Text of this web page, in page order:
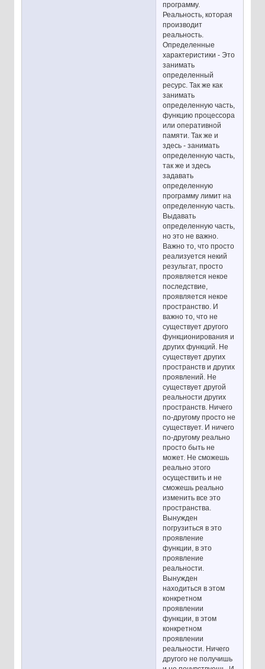
программу.
Реальность, которая
производит
реальность.
Определенные
характеристики - Это
занимать
определенный
ресурс. Так же как
занимать
определенную часть,
функцию процессора
или оперативной
памяти. Так же и
здесь - занимать
определенную часть,
так же и здесь
задавать
определенную
программу лимит на
определенную часть.
Выдавать
определенную часть,
но это не важно.
Важно то, что просто
реализуется некий
результат, просто
проявляется некое
последствие,
проявляется некое
пространство. И
важно то, что не
существует другого
функционирования и
других функций. Не
существует других
пространств и других
проявлений. Не
существует другой
реальности других
пространств. Ничего
по-другому просто не
существует. И ничего
по-другому реально
просто быть не
может. Не сможешь
реально этого
осуществить и не
сможешь реально
изменить все это
пространства.
Вынужден
погрузиться в это
проявление
функции, в это
проявление
реальности.
Вынужден
находиться в этом
конкретном
проявлении
функции, в этом
конкретном
проявлении
реальности. Ничего
другого не получишь